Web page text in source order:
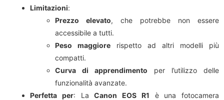
Limitazioni:
Prezzo elevato, che potrebbe non essere
accessibile a tutti.
Peso maggiore rispetto ad altri modelli più
compatti.
Curva di apprendimento per l’utilizzo delle
funzionalità avanzate.
Perfetta per: LaCanon EOS R1 è una fotocamera